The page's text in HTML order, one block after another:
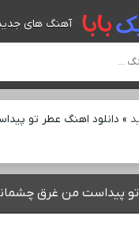
آهنگ های
» دانلود اهنگ عطر تو
تو پیداست من غرق